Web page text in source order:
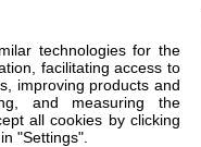
technologies for the
facilitating access to
improving products and
and measuring the
all cookies by clicking
"Settings".